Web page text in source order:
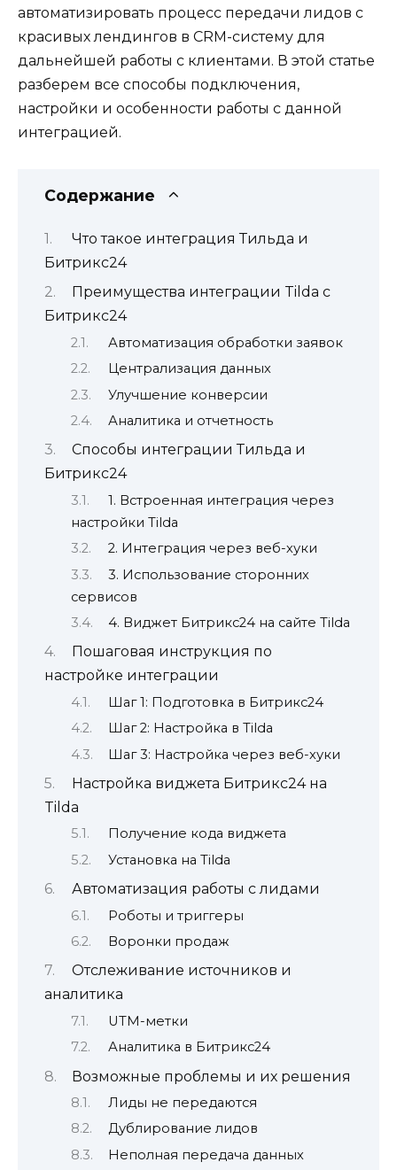
автоматизировать процесс передачи лидов с
красивых лендингов в CRM-систему для
дальнейшей работы с клиентами. В этой статье
разберем все способы подключения,
настройки и особенности работы с данной
интеграцией.
Содержание
Что такое интеграция Тильда и
Битрикс24
Преимущества интеграции Tilda с
Битрикс24
Автоматизация обработки заявок
Централизация данных
Улучшение конверсии
Аналитика и отчетность
Способы интеграции Тильда и
Битрикс24
1. Встроенная интеграция через
настройки Tilda
2. Интеграция через веб-хуки
3. Использование сторонних
сервисов
4. Виджет Битрикс24 на сайте Tilda
Пошаговая инструкция по
настройке интеграции
Шаг 1: Подготовка в Битрикс24
Шаг 2: Настройка в Tilda
Шаг 3: Настройка через веб-хуки
Настройка виджета Битрикс24 на
Tilda
Получение кода виджета
Установка на Tilda
Автоматизация работы с лидами
Роботы и триггеры
Воронки продаж
Отслеживание источников и
аналитика
UTM-метки
Аналитика в Битрикс24
Возможные проблемы и их решения
Лиды не передаются
Дублирование лидов
Неполная передача данных